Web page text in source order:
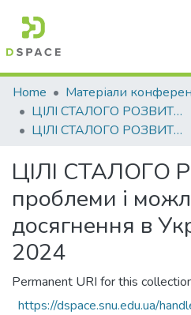
Communities & Collections
All of DSpace
Home
ЦІЛІ СТАЛОГО РОЗВИТКУ : проблеми і можливості досягнення в Україні та світі
ЦІЛІ СТАЛОГО РОЗВИТКУ : проблеми і можливості досягнення в Україні та світі, 2024
ЦІЛІ СТАЛОГО
проблеми і
досягнення в
2024
Permanent URI for this
https://dspace.snu.edu.ua/